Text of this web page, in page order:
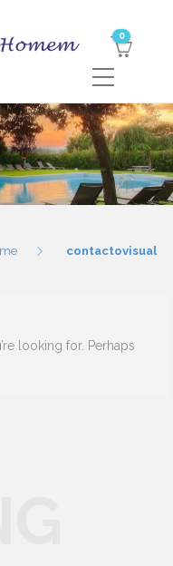
0
contactovisual
looking for. Perhaps